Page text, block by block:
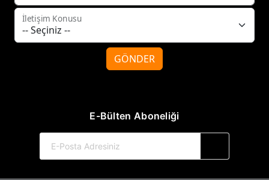
İletişim Konusu
GÖNDER
E-Bülten Aboneliği